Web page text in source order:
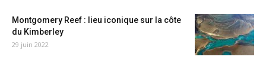
Montgomery Reef : lieu iconique sur la côte
du Kimberley
29 juin 2022